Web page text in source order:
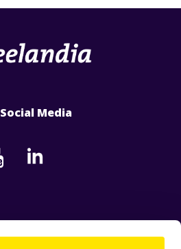
Social Media